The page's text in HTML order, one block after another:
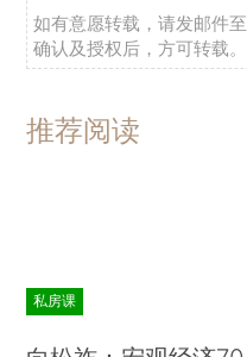
如有意愿转载，请发邮件至
确认及授权后，方可转载。
推荐阅读
私房课